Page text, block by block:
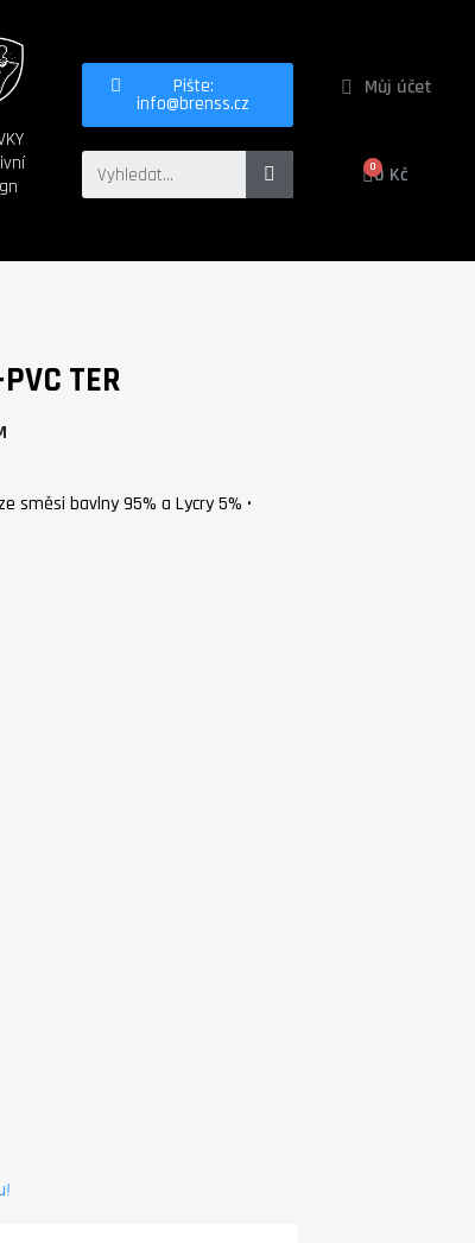
Pište:
info@brenss.cz
Můj účet
0 Kč
TER
směsi bavlny 95% a Lycry 5% •